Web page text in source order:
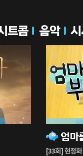
트콤 음악
엄마
[33회] 현정화
98%
재
생